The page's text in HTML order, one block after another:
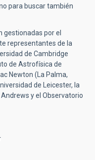
para buscar también
gestionadas por el
representantes de la
de Cambridge
de Astrofísica de
Newton (La Palma,
de Leicester, la
y el Observatorio